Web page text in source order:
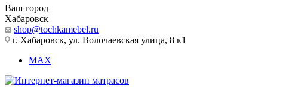
Ваш город
Хабаровск
shop@tochkamebel.ru
г. Хабаровск, ул. Волочаевская улица, 8 к1
MAX